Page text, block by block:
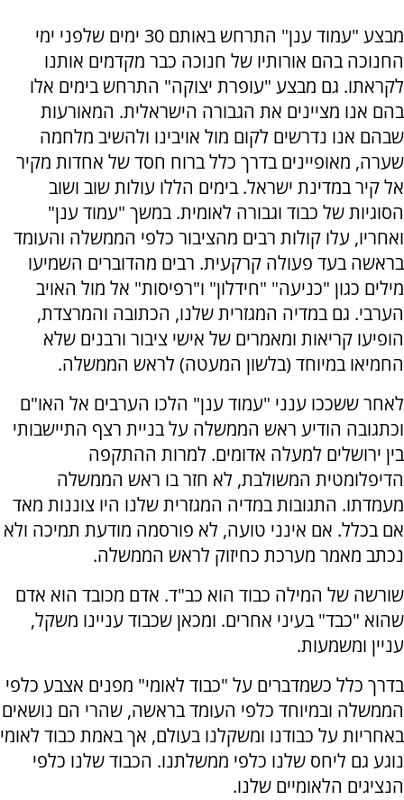
מבצע "עמוד ענן" התרחש באותם 30 ימים שלפני ימי
החנוכה בהם אורותיו של חנוכה כבר מקדמים אותנו
לקראתו. גם מבצע "עופרת יצוקה" התרחש בימים אלו
בהם אנו מציינים את הגבורה הישראלית. המאורעות
שבהם אנו נדרשים לקום מול אויבינו ולהשיב מלחמה
שערה, מאופיינים בדרך כלל ברוח חסד של אחדות מקיר
אל קיר במדינת ישראל. בימים הללו עולות שוב ושוב
הסוגיות של כבוד וגבורה לאומית. במשך "עמוד ענן"
ואחריו, עלו קולות רבים מהציבור כלפי הממשלה והעומד
בראשה בעד פעולה קרקעית. רבים מהדוברים השמיעו
מילים כגון "כניעה" "חידלון" ו"רפיסות" אל מול האויב
הערבי. גם במדיה המגזרית שלנו, הכתובה והמרצדת,
הופיעו קריאות ומאמרים של אישי ציבור ורבנים שלא
החמיאו במיוחד (בלשון המעטה) לראש הממשלה.
לאחר ששככו ענני "עמוד ענן" הלכו הערבים אל האו"ם
וכתגובה הודיע ראש הממשלה על בניית רצף התיישבותי
בין ירושלים למעלה אדומים. למרות ההתקפה
הדיפלומטית המשולבת, לא חזר בו ראש הממשלה
מעמדתו. התגובות במדיה המגזרית שלנו היו צוננות מאד
אם בכלל. אם אינני טועה, לא פורסמה מודעת תמיכה ולא
נכתב מאמר מערכת כחיזוק לראש הממשלה.
שורשה של המילה כבוד הוא כב"ד. אדם מכובד הוא אדם
שהוא "כבד" בעיני אחרים. ומכאן שכבוד עניינו משקל,
עניין ומשמעות.
בדרך כלל כשמדברים על "כבוד לאומי" מפנים אצבע כלפי
הממשלה ובמיוחד כלפי העומד בראשה, שהרי הם נושאים
באחריות על כבודנו ומשקלנו בעולם, אך באמת כבוד לאומי
נוגע גם ליחס שלנו כלפי ממשלתנו. הכבוד שלנו כלפי
הנציגים הלאומיים שלנו.